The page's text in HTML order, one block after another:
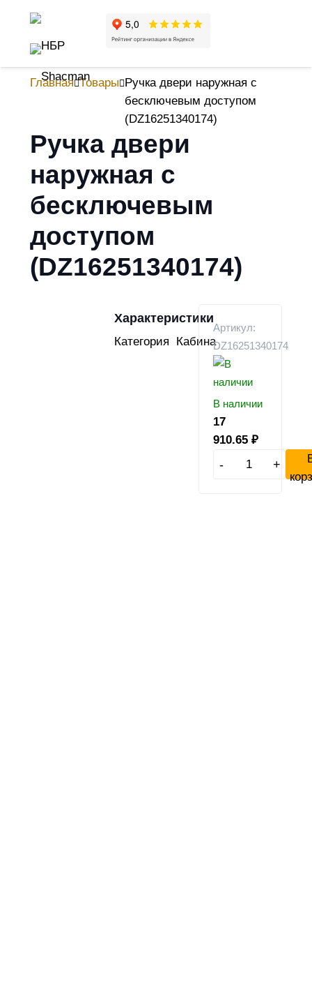
Главная Товары Ручка двери наружная с
бесключевым доступом
(DZ16251340174)
Ручка двери
наружная с
бесключевым
доступом
(DZ16251340174)
Характеристики
Категория Кабина
Артикул:
DZ16251340174
В наличии
17
910.65 ₽
- +